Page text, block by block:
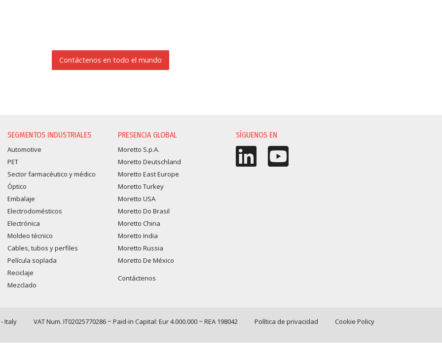
Contáctenos en todo el mundo
SEGMENTOS INDUSTRIALES
Automotive
PET
Sector farmacéutico y médico
Óptico
Embalaje
Electrodomésticos
Electrónica
Moldeo técnico
Cables, tubos y perfiles
Película soplada
Reciclaje
Mezclado
PRESENCIA GLOBAL
Moretto S.p.A.
Moretto Deutschland
Moretto East Europe
Moretto Turkey
Moretto USA
Moretto Do Brasil
Moretto China
Moretto India
Moretto Russia
Moretto De México
Contáctenos
SÍGUENOS EN
Italy VAT Num. IT02025770286 ~ Paid-in Capital: Eur 4.000.000 ~ REA 198042 Política de privacidad Cookie Policy